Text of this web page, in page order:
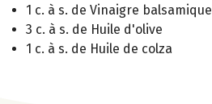
1 c. à s. de Vinaigre balsamique
3 c. à s. de Huile d'olive
1 c. à s. de Huile de colza